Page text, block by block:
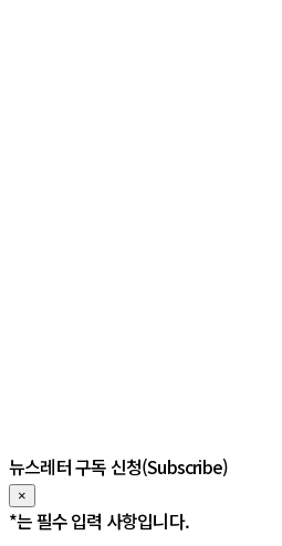
뉴스레터 구독 신청(Subscribe)
×
*는 필수 입력 사항입니다.